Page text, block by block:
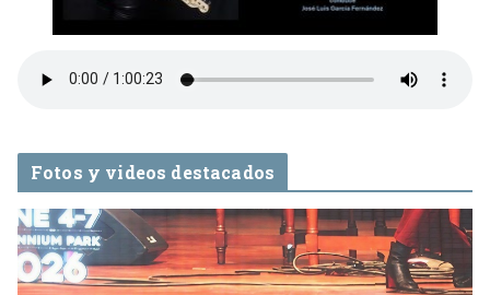
Fotos y videos destacados